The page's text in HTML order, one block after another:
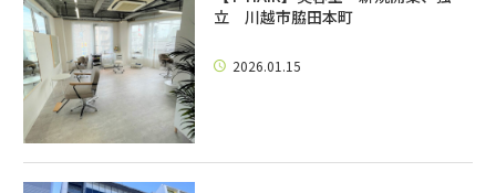
立 川越市脇田本町
2026.01.15